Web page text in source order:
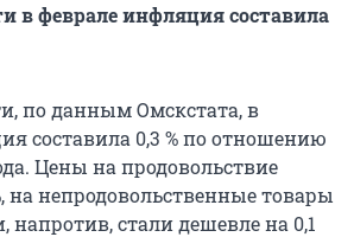
в феврале инфляция составила
по данным Омскстата, в
составила 0,3 % по отношению
Цены на продовольствие
на непродовольственные товары
напротив, стали дешевле на 0,1